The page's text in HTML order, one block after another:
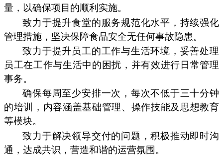
量，以确保项目的顺利实施。
致力于提升食堂的服务规范化水平，持续强化
管理措施，坚决保障食品安全无任何事故隐患。
致力于提升员工的工作与生活环境，妥善处理
员工在工作与生活中的困扰，并有效进行日常管理
事务。
确保每周至少安排一次，每次不低于三十分钟
的培训，内容涵盖基础管理、操作技能及思想教育
等模块。
致力于解决领导交付的问题，积极推动即时沟
通，达成共识，营造和谐的运营氛围。